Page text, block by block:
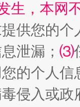
生，本网
供您的个
泄漏； ⑶
的个人
侵入或